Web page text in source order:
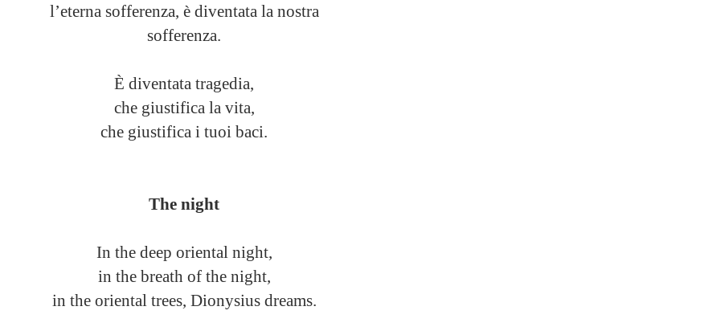
l’eterna sofferenza, è diventata la nostra
sofferenza.
È diventata tragedia,
che giustifica la vita,
che giustifica i tuoi baci.
The night
In the deep oriental night,
in the breath of the night,
in the oriental trees, Dionysius dreams.